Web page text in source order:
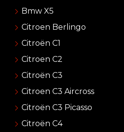
Bmw X5
Citroen Berlingo
Citroën C1
Citroen C2
Citroën C3
Citroen C3 Aircross
Citroën C3 Picasso
Citroën C4